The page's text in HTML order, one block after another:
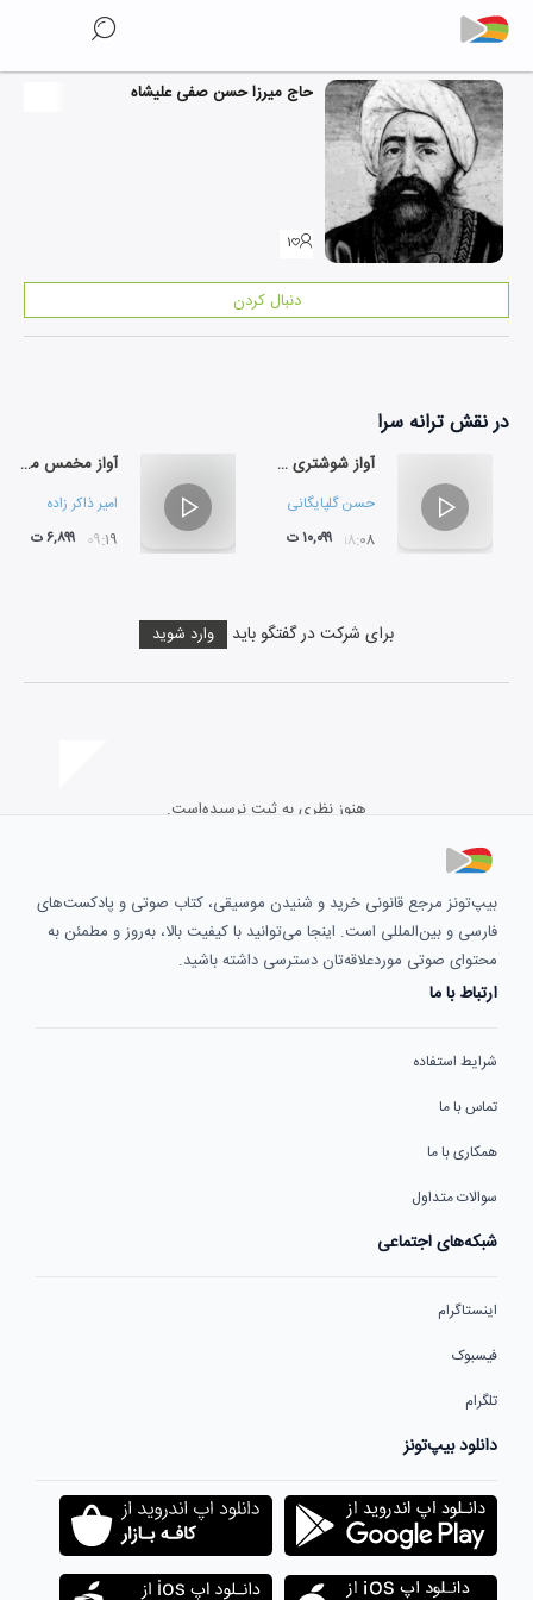
حاج میرزا حسن صفی علیشاه
۱
دنبال کردن
در نقشترانه سرا
آواز شوشتری به همراهی ویلن
حسن گلپایگانی
۱۸:۰۸ ۱۰,۰۹۹ ت
آواز مخمس مثنوی اصفهان (آواز بیات اصفهان)
امیر ذاکر زاده
۰۹:۱۹ ۶,۸۹۹ ت
برای شرکت در گفتگو باید وارد شوید
هنوز نظری به ثبت نرسیده‌است.
بیپ‌تونز مرجع قانونی خرید و شنیدن موسیقی، کتاب صوتی و پادکست‌های
فارسی و بین‌المللی است. اینجا می‌توانید با کیفیت بالا، به‌روز و مطمئن به
محتوای صوتی موردعلاقه‌تان دسترسی داشته باشید.
ارتباط با ما
شرایط استفاده
تماس با ما
همکاری با ما
سوالات متداول
شبکه‌های اجتماعی
اینستاگرام
فیسبوک
تلگرام
دانلود بیپ‌تونز